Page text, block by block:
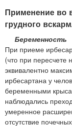
Применение во
грудного
Беременность
При приеме
(что при пересчете
эквивалентно
ирбесартана у
беременными
наблюдались
умеренное
отсутствие